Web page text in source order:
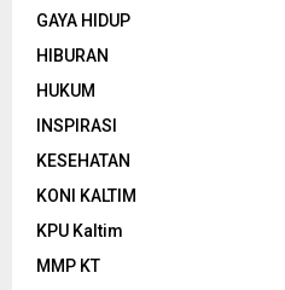
GAYA HIDUP
HIBURAN
HUKUM
INSPIRASI
KESEHATAN
KONI KALTIM
KPU Kaltim
MMP KT